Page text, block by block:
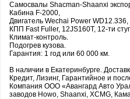
Самосвалы Shacman-Shaanxi
Кабина F-2000,
Двигатель Wechai Power WD12.336,
КПП Fast Fuller, 12JS160T, 12-ти
Климат-контроль.
Подогрев кузова.
Гарантия: 1 год или 60 000 км.
В наличии в Екатеринбурге.
Кредит, Лизинг, Гарантийное и
Компания ООО «Авангард Авто
заводов Howo, Shaanxi, XCMG,